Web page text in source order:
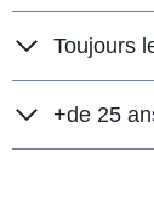
Toujours
+de 25